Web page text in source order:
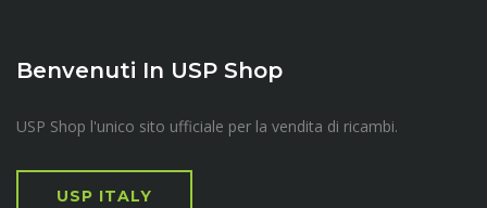
Benvenuti In USP Shop
USP Shop l'unico sito ufficiale per la vendita di ricambi.
USP ITALY